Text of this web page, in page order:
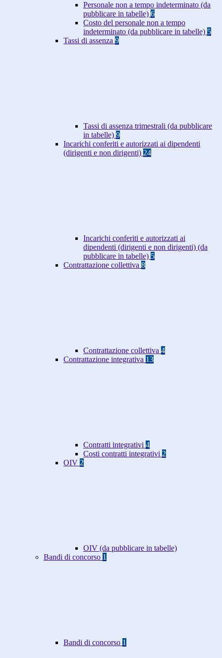
Personale non a tempo indeterminato (da
pubblicare in tabelle) 6
Costo del personale non a tempo
indeterminato (da pubblicare in tabelle) 5
Tassi di assenza 9
Tassi di assenza trimestrali (da pubblicare
in tabelle) 9
Incarichi conferiti e autorizzati ai dipendenti
(dirigenti e non dirigenti) 24
Incarichi conferiti e autorizzati ai
dipendenti (dirigenti e non dirigenti) (da
pubblicare in tabelle) 5
Contrattazione collettiva 8
Contrattazione collettiva 4
Contrattazione integrativa 13
Contratti integrativi 4
Costi contratti integrativi 2
OIV 2
OIV (da pubblicare in tabelle)
Bandi di concorso 1
Bandi di concorso 1